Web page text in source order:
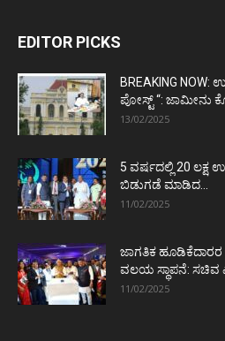
EDITOR PICKS
BREAKING
ಪೋಸ್ಟ್‌ “: ಜಾಮೀನು
13/02/2025
5 ವರ್ಷದಲ್ಲಿ 20 ಲಕ್ಷ
ಬಿಡುಗಡೆ ಮಾಡಿದ...
11/02/2025
ಜಾಗತಿಕ
ವಲಯ ಸ್ಥಾಪನೆ: ಸಚಿವ
11/02/2025